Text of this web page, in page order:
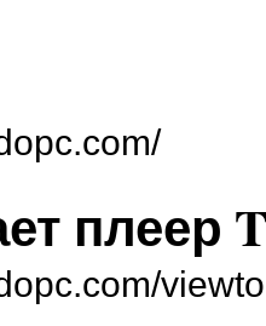
плеер